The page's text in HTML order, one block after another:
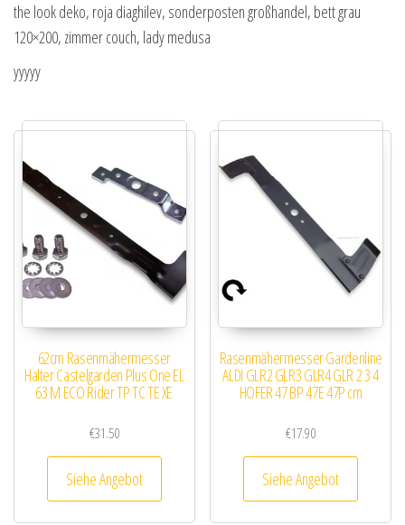
the look deko, roja diaghilev, sonderposten großhandel, bett grau
120×200, zimmer couch, lady medusa
yyyyy
62cm Rasenmähermesser
Halter Castelgarden Plus One EL
63 M ECO Rider TP TC TE XE
€31.50
Siehe Angebot
Rasenmähermesser Gardenline
ALDI GLR2 GLR3 GLR4 GLR 2 3 4
HOFER 47 BP 47E 47P cm
€17.90
Siehe Angebot